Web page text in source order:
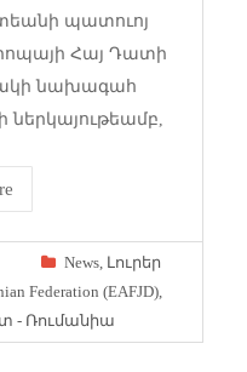
պատուոյ
Հայ Դատի
նախագահ
News, Լուրեր
Federation (EAFJD),
- Ռումանիա